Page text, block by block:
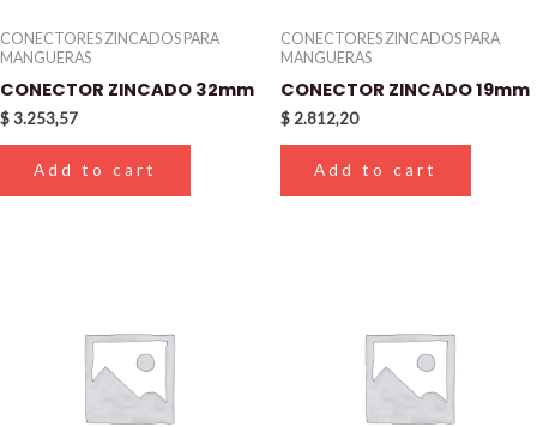
CONECTORES ZINCADOS PARA
MANGUERAS
CONECTOR ZINCADO 32mm
$3.253,57
Add to cart
CONECTORES ZINCADOS PARA
MANGUERAS
CONECTOR ZINCADO 19mm
$ 2.812,20
Add to cart